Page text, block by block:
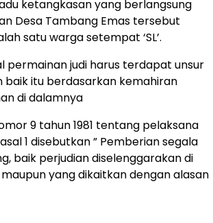
ketangkasan yang berlangsung
Desa Tambang Emas tersebut
satu warga setempat ‘SL’.
permainan judi harus terdapat unsur
itu berdasarkan kemahiran
di dalamnya
9 tahun 1981 tentang pelaksana
1 disebutkan ” Pemberian segala
baik perjudian diselenggarakan di
yang dikaitkan dengan alasan